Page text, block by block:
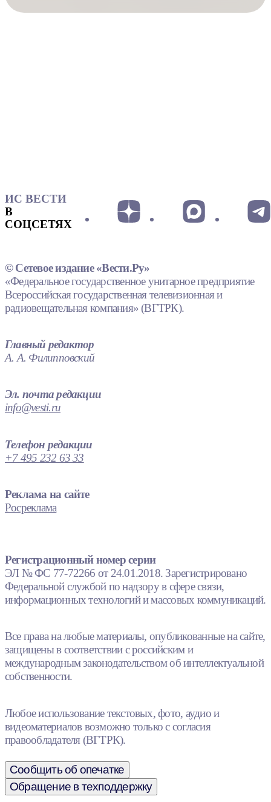
ИС ВЕСТИ
В
СОЦСЕТЯХ
© Сетевое издание «Вести.Ру»
«Федеральное государственное унитарное предприятие
Всероссийская государственная телевизионная и
радиовещательная компания» (ВГТРК).
Главный редактор
А. А. Филипповский
Эл. почта редакции
info@vesti.ru
Телефон редакции
+7 495 232 63 33
Реклама на сайте
Росреклама
Регистрационный номер серии
ЭЛ № ФС 77-72266 от 24.01.2018. Зарегистрировано
Федеральной службой по надзору в сфере связи,
информационных технологий и массовых коммуникаций.
Все права на любые материалы, опубликованные на сайте,
защищены в соответствии с российским и
международным законодательством об интеллектуальной
собственности.
Любое использование текстовых, фото, аудио и
видеоматериалов возможно только с согласия
правообладателя (ВГТРК).
Сообщить об опечатке
Обращение в техподдержку